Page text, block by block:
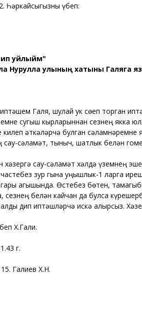
Һәркайсыгызны үбеп:
уйлыйм"
Нурулла улының хатыны Галяга
Галя, шулай ук сөеп торган
сугыш кырларыннан сезнең якка
килеп әткәләрчә булган
сау-сәламәт, тыныч, шатлык белән
сау-сәламәт хәлдә үземнең
зур гына уңышлык-1 ларга
агышында. Өстебез бөтен,
сезнең белән кайчан да булса
дип иптәшләрчә искә алырсыз.
Х.Гали.
г.
Галиев Х.Н.